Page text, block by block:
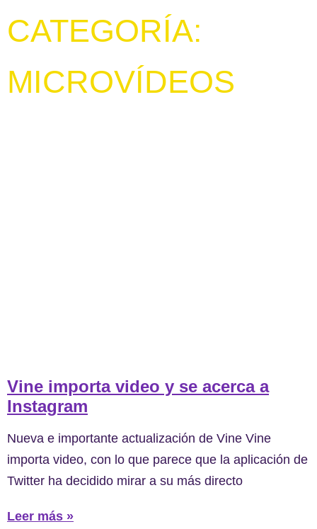
CATEGORÍA:
MICROVÍDEOS
Vine importa video y se acerca a
Instagram
Nueva e importante actualización de Vine Vine
importa video, con lo que parece que la aplicación de
Twitter ha decidido mirar a su más directo
Leer más »